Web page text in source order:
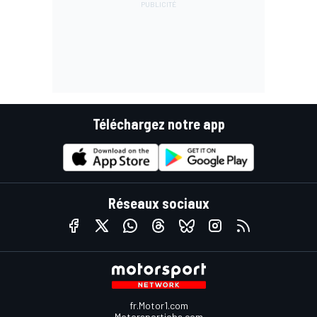
Téléchargez notre app
Réseaux sociaux
fr.Motor1.com